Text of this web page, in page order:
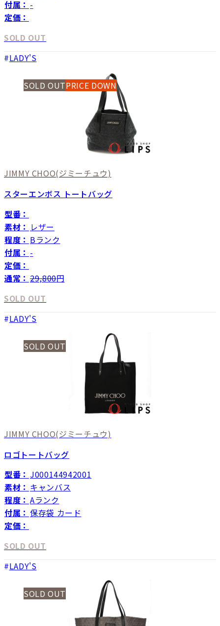
付属： -
定価：
SOLD OUT
LADY'S
SOLD OUTPRICE DOWN
JIMMY CHOO(ジミーチュウ)
スターエンボス トートバッグ
型番：
素材： レザー
程度： Bランク
付属： -
定価：
通常： 29,800円
SOLD OUT
LADY'S
SOLD OUT
JIMMY CHOO(ジミーチュウ)
ロゴトートバッグ
型番： J000144942001
素材： キャンバス
程度： Aランク
付属： 保存袋 カード
定価：
SOLD OUT
LADY'S
SOLD OUT